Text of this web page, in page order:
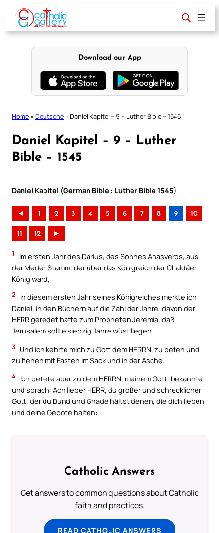
content
Download our App
Home » Deutsche » Daniel Kapitel – 9 – Luther Bible – 1545
Daniel Kapitel – 9 – Luther
Bible – 1545
Daniel Kapitel (German Bible : Luther Bible 1545)
◄ 1 2 3 4 5 6 7 8 9 10
11 12 ►
1
Im ersten Jahr des Darius, des Sohnes Ahasveros, aus
der Meder Stamm, der über das Königreich der Chaldäer
König ward,
2
in diesem ersten Jahr seines Königreiches merkte ich,
Daniel, in den Büchern auf die Zahl der Jahre, davon der
HERR geredet hatte zum Propheten Jeremia, daß
Jerusalem sollte siebzig Jahre wüst liegen.
3 Und ich kehrte mich zu Gott dem HERRN, zu beten und
zu flehen mit Fasten im Sack und in der Asche.
4 Ich betete aber zu dem HERRN, meinem Gott, bekannte
und sprach: Ach lieber HERR, du großer und schrecklicher
Gott, der du Bund und Gnade hältst denen, die dich lieben
und deine Gebote halten:
Catholic Answers
Get answers to common questions about Catholic
faith and practices.
READ CATHOLIC ANSWERS